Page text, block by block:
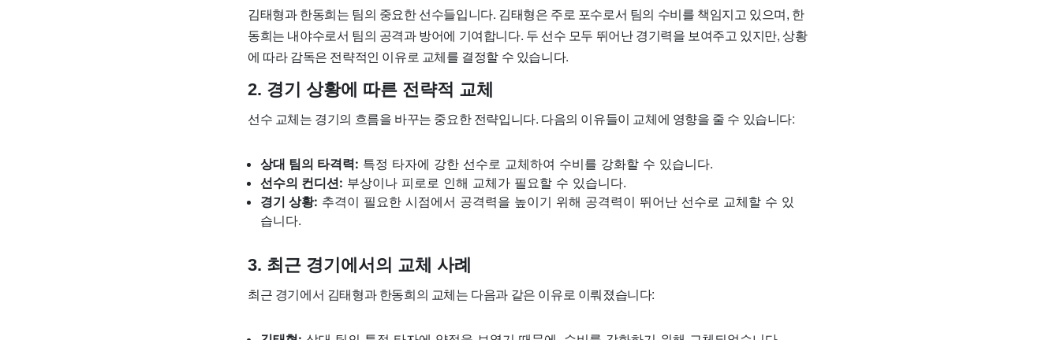
김태형과 한동희는 팀의 중요한 선수들입니다. 김태형은 주로 포수로서 팀의 수비를 책임지고 있으며, 한
동희는 내야수로서 팀의 공격과 방어에 기여합니다. 두 선수 모두 뛰어난 경기력을 보여주고 있지만, 상황
에 따라 감독은 전략적인 이유로 교체를 결정할 수 있습니다.
2. 경기 상황에 따른 전략적 교체
선수 교체는 경기의 흐름을 바꾸는 중요한 전략입니다. 다음의 이유들이 교체에 영향을 줄 수 있습니다:
상대 팀의 타격력: 특정 타자에 강한 선수로 교체하여 수비를 강화할 수 있습니다.
선수의 컨디션: 부상이나 피로로 인해 교체가 필요할 수 있습니다.
경기 상황: 추격이 필요한 시점에서 공격력을 높이기 위해 공격력이 뛰어난 선수로 교체할 수 있
습니다.
3. 최근 경기에서의 교체 사례
최근 경기에서 김태형과 한동희의 교체는 다음과 같은 이유로 이뤄졌습니다: